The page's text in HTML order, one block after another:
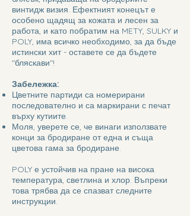
винтидж визия. Ефектният конецът е
особено щадящ за кожата и лесен за
работа, и като побратим на METY, SULKY и
POLY, има всичко необходимо, за да бъде
истински хит - оставете се да бъдете
"бляскави"!
Забележка:
Цветните партиди са номерирани
последователно и са маркирани с печат
върху кутиите.
Моля, уверете се, че винаги използвате
конци за бродиране от една и съща
цветова гама за бродиране.
POLY е устойчив на пране на висока
температура, светлина и хлор. Въпреки
това трябва да се спазват следните
инструкции.